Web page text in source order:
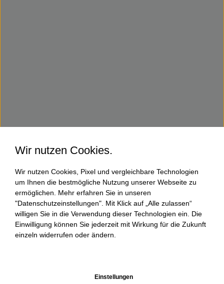
Wir nutzen Cookies.
Wir nutzen Cookies, Pixel und vergleichbare Technologien
um Ihnen die bestmögliche Nutzung unserer Webseite zu
ermöglichen. Mehr erfahren Sie in unseren
"Datenschutzeinstellungen". Mit Klick auf „Alle zulassen“
willigen Sie in die Verwendung dieser Technologien ein. Die
Einwilligung können Sie jederzeit mit Wirkung für die Zukunft
einzeln widerrufen oder ändern.
Einstellungen